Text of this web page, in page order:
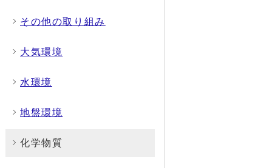
その他の取り組み
大気環境
水環境
地盤環境
化学物質